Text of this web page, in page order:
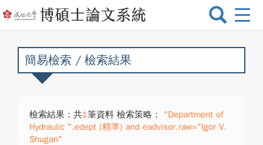
選
換
簡易檢索 / 檢索結果
檢索結果：共1筆資料 檢索策略：
"Department of
Hydraulic ".edept (精準) and eadvisor.raw="Igor V.
Shugan"